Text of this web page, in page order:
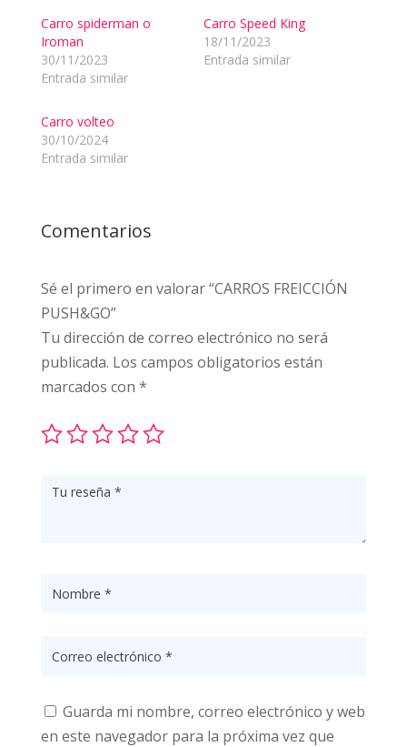
Carro spiderman o
Iroman
30/11/2023
Entrada similar
Carro Speed King
18/11/2023
Entrada similar
Carro volteo
30/10/2024
Entrada similar
Comentarios
Sé el primero en valorar “CARROS FREICCIÓN
PUSH&GO”
Tu dirección de correo electrónico no será
publicada. Los campos obligatorios están
marcados con *
Guarda mi nombre, correo electrónico y web
en este navegador para la próxima vez que